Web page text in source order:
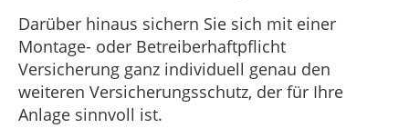
Darüber hinaus sichern Sie sich mit einer
Montage- oder Betreiberhaftpflicht
Versicherung ganz individuell genau den
weiteren Versicherungsschutz, der für Ihre
Anlage sinnvoll ist.